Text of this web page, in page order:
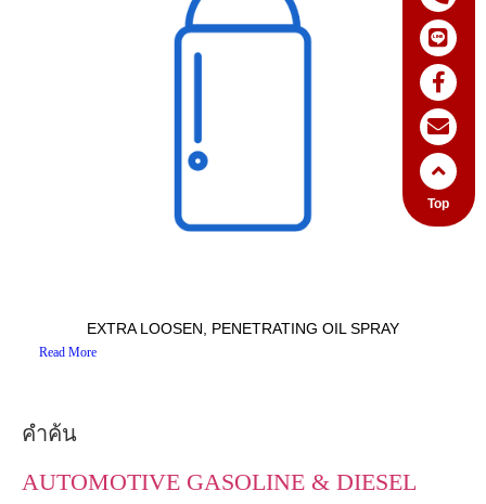
EXTRA LOOSEN, PENETRATING OIL SPRAY
Read More
คำค้น
AUTOMOTIVE GASOLINE & DIESEL
Top